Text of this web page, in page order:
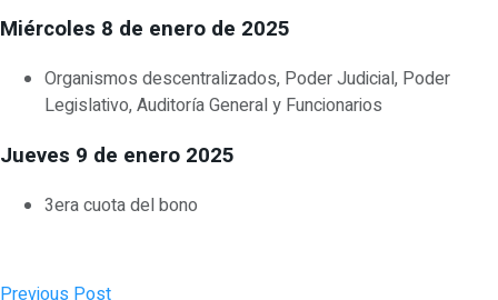
Miércoles 8 de enero de 2025
Organismos descentralizados, Poder Judicial, Poder
Legislativo, Auditoría General y Funcionarios
Jueves 9 de enero 2025
3era cuota del bono
Previous Post